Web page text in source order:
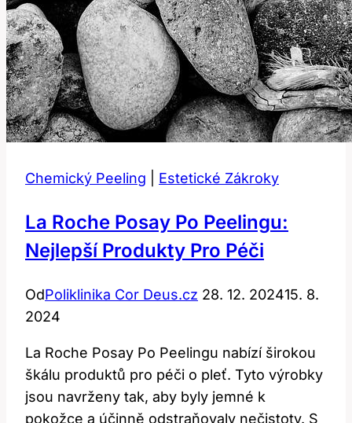
Chemický Peeling Estetické Zákroky
La Roche Posay Po Peelingu:
Nejlepší Produkty Pro Péči
OdPoliklinika Cor Deus.cz 28. 12. 202415. 8.
2024
La Roche Posay Po Peelingu nabízí širokou
škálu produktů pro péči o pleť. Tyto výrobky
jsou navrženy tak, aby byly jemné k
pokožce a účinně odstraňovaly nečistoty. S